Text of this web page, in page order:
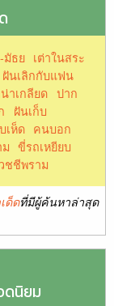
มัธย เต่าในสระ
ฝันเลิกกับแฟน
าเกลียด ปาก
ฝันเก็บ
เห็ด คนบอก
ขี่รถเหยียบ
ชชีพราม
ด็ดที่มีผู้ค้นหาล่าสุด
ดนิยม